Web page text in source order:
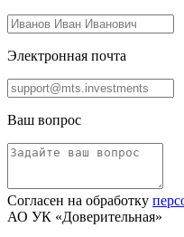
Электронная почта
Ваш вопрос
Согласен на обработку
АО УК «Доверительная»